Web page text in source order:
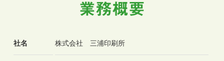
業務概要
社名 株式会社 三浦印刷所